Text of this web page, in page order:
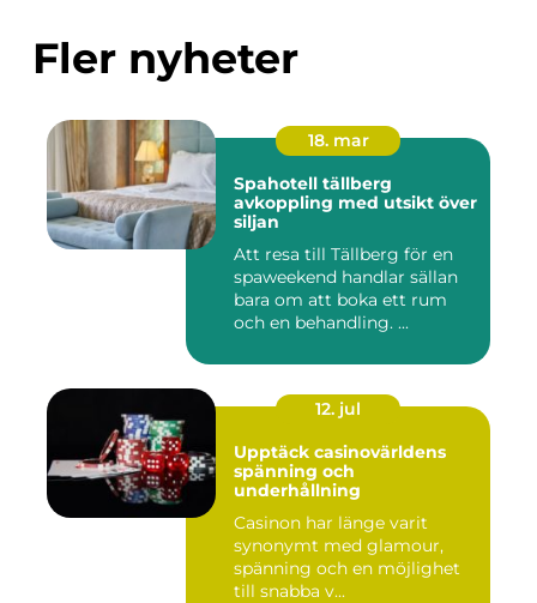
Fler nyheter
18. mar
Spahotell tällberg
avkoppling med utsikt över
siljan
Att resa till Tällberg för en
spaweekend handlar sällan
bara om att boka ett rum
och en behandling. ...
12. jul
Upptäck casinovärldens
spänning och
underhållning
Casinon har länge varit
synonymt med glamour,
spänning och en möjlighet
till snabba v...